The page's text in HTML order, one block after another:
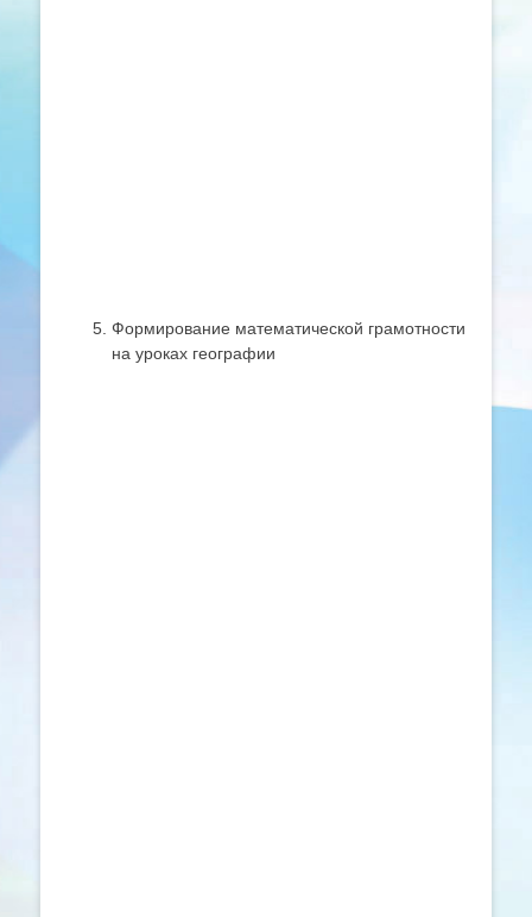
Формирование математической грамотности
на уроках географии